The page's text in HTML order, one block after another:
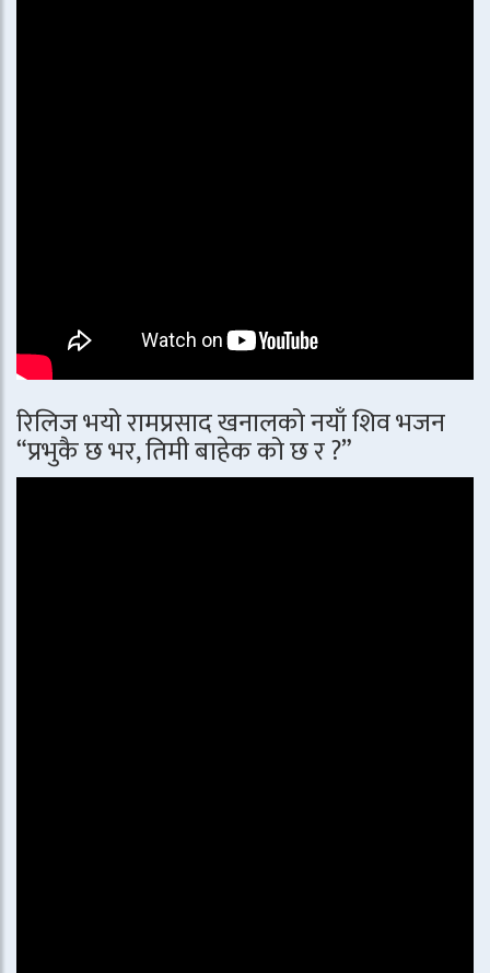
रिलिज भयो रामप्रसाद खनालको नयाँ शिव भजन
“प्रभुकै छ भर, तिमी बाहेक को छ र ?”